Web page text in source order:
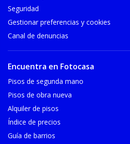
Seguridad
Gestionar preferencias y cookies
Canal de denuncias
Encuentra en Fotocasa
Pisos de segunda mano
Pisos de obra nueva
Alquiler de pisos
Índice de precios
Guía de barrios